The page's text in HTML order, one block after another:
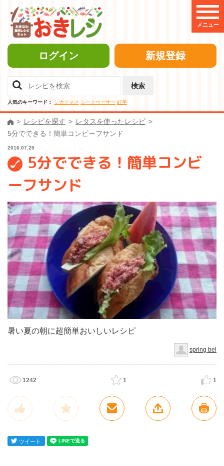
メニュー
ログイン 新規登録
検索
人気のキーワード： シカクマメ シークヮーサー 紅芋
レシピを探す
レタスを使ったレシピ
5分でできる！簡単コンビーフサンド
2016.07.25
5分でできる！簡単コンビ
ーフサンド
暑い夏の朝に超簡単おいしいレシピ
spring bel
1242 1 1